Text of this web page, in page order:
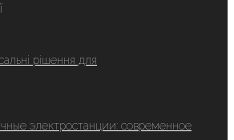
рішення для
электростанции: современное